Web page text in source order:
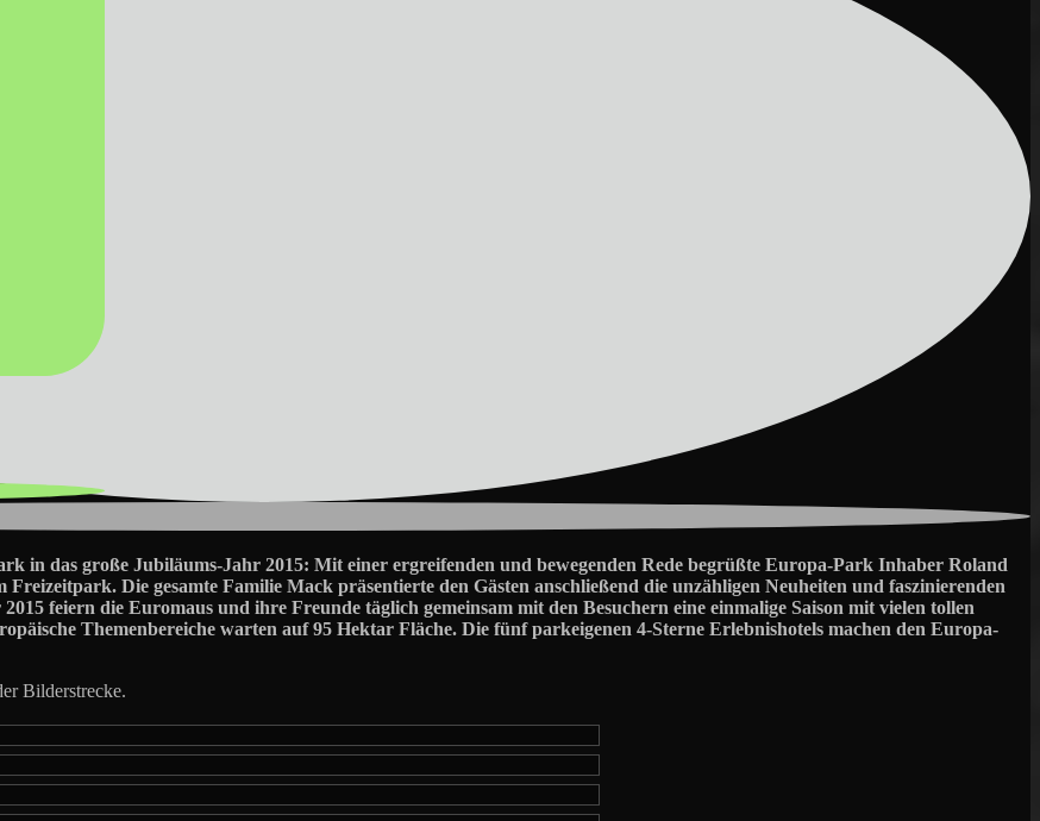
in das große Jubiläums-Jahr 2015: Mit einer ergreifenden und bewegenden Rede begrüßte Europa-Park Inhaber Roland
Die gesamte Familie Mack präsentierte den Gästen anschließend die unzähligen Neuheiten und faszinierenden
feiern die Euromaus und ihre Freunde täglich gemeinsam mit den Besuchern eine einmalige Saison mit vielen tollen
Themenbereiche warten auf 95 Hektar Fläche. Die fünf parkeigenen 4-Sterne Erlebnishotels machen den Europa-
Bilderstrecke.